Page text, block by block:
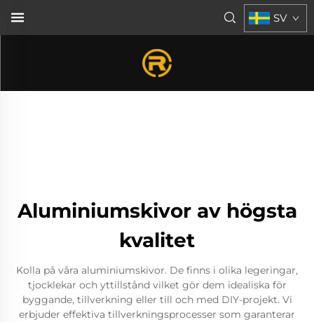
SV
Aluminiumskivor av högsta
kvalitet
Kolla på våra aluminiumskivor. De finns i olika legeringar,
tjocklekar och yttillstånd vilket gör dem idealiska för
byggande, tillverkning eller till och med DIY-projekt. Vi
erbjuder effektiva tillverkningsprocesser som garanterar